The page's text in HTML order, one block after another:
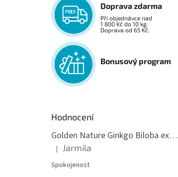
Doprava zdarma
Při objednávce nad
1 800 Kč do 10 kg.
Doprava od 65 Kč.
Bonusový program
Hodnocení
Golden Nature Ginkgo Biloba extrakt 50:1 60mg, 100 kapslí
Hodnocení produktu je 5 z 5 hvězdiček.
| Jarmila
Spokojenost